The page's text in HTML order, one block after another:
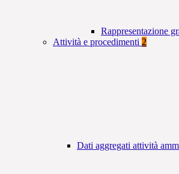
Rappresentazione
Attività e procedimenti 2
Dati aggregati attività